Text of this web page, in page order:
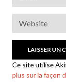
Ce site utilise
plus sur la façon